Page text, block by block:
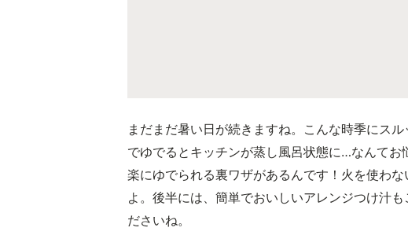
まだまだ暑い日が続きますね。こんな時季にス
でゆでるとキッチンが蒸し風呂状態に…なんてお
楽にゆでられる裏ワザがあるんです！火を使わ
よ。後半には、簡単でおいしいアレンジつけ汁
ださいね。